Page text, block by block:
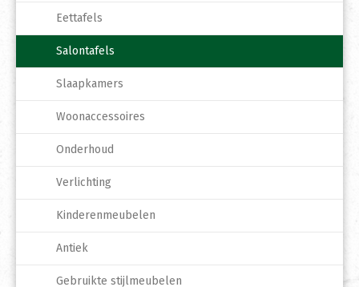
Eettafels
Salontafels
Slaapkamers
Woonaccessoires
Onderhoud
Verlichting
Kinderenmeubelen
Antiek
Gebruikte stijlmeubelen